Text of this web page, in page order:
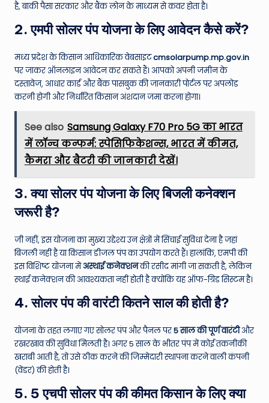
है, बाकी पैसा सरकार और बैंक लोन के माध्यम से कवर होता है।
2. एमपी सोलर पंप योजना के लिए आवेदन कैसे करें?
मध्य प्रदेश के किसान आधिकारिक वेबसाइटcmsolarpump.mp.gov.in
पर जाकर ऑनलाइन आवेदन कर सकते हैं। आपको अपनी जमीन के
दस्तावेज, आधार कार्ड और बैंक पासबुक की जानकारी पोर्टल पर अपलोड
करनी होगी और निर्धारित किसान अंशदान जमा करना होगा।
See also Samsung Galaxy F70 Pro 5G का भारत
में लॉन्च कन्फर्म: स्पेसिफिकेशन्स, भारत में कीमत,
कैमरा और बैटरी की जानकारी देखें।
3. क्या सोलर पंप योजना के लिए बिजली कनेक्शन
जरूरी है?
जी नहीं, इस योजना का मुख्य उद्देश्य उन क्षेत्रों में सिंचाई सुविधा देना है जहां
बिजली नहीं है या किसान डीजल पंप का उपयोग करते हैं। हालांकि, एमपी की
इस विशिष्ट योजना मेंअस्थाई कनेक्शनकी रसीद मांगी जा सकती है, लेकिन
स्थाई कनेक्शन की आवश्यकता नहीं होती है क्योंकि यह ऑफ-ग्रिड सिस्टम है।
4. सोलर पंप की वारंटी कितने साल की होती है?
योजना के तहत लगाए गए सोलर पंप और पैनल पर5 साल की पूर्ण वारंटीऔर
रखरखाव की सुविधा मिलती है। अगर 5 साल के भीतर पंप में कोई तकनीकी
खराबी आती है, तो उसे ठीक करने की जिम्मेदारी स्थापना करने वाली कंपनी
(वेंडर) की होती है।
5. 5 एचपी सोलर पंप की कीमत किसान के लिए क्या